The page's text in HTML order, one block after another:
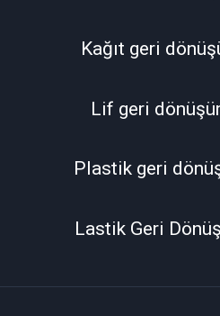
Kağıt geri
Lif geri
Plastik geri
Lastik Geri